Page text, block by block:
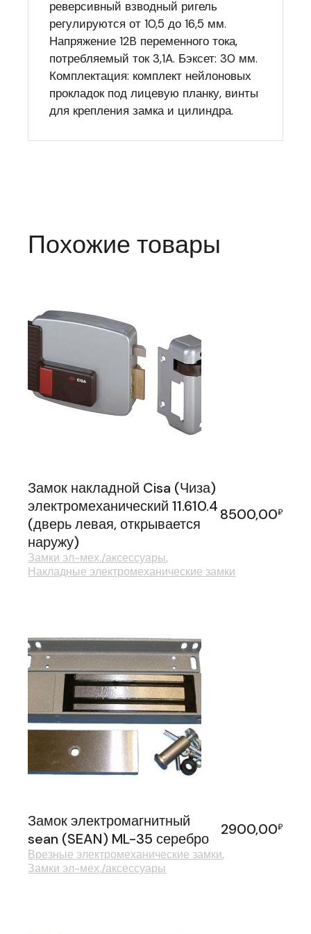
реверсивный взводный ригель
регулируются от 10,5 до 16,5 мм.
Напряжение 12B переменного тока,
потребляемый ток 3,1A. Бэксет: 30 мм.
Комплектация: комплект нейлоновых
прокладок под лицевую планку, винты
для крепления замка и цилиндра.
Похожие товары
Замок накладной Cisa (Чиза)
электромеханический 11.610.4
(дверь левая, открывается
наружу)
8500,00₽
Замки эл-мех./аксессуары
Накладные электромеханические замки
Замок электромагнитный
sean (SEAN) ML-35 серебро
2900,00₽
Врезные электромеханические замки
Замки эл-мех./аксессуары